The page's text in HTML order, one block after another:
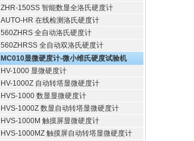
ZHR-150SS 智能数显全洛氏硬度计
AUTO-HR 在线检测洛氏硬度计
560ZHRS 全自动洛氏硬度计
560ZHRSS 全自动双洛氏硬度计
MC010显微硬度计-微小维氏硬度试验机
HV-1000 显微硬度计
HV-1000Z 自动转塔显微硬度计
HVS-1000 数显显微硬度计
HVS-1000Z 数显自动转塔显微硬度计
HVS-1000M 触摸屏显微硬度计
HVS-1000MZ 触摸屏自动转塔显微硬度计